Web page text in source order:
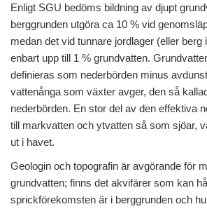
Enligt SGU bedöms bildning av djupt
berggrunden utgöra ca 10 % vid
medan det vid tunnare jordlager (eller berg
enbart upp till 1 % grundvatten.
definieras som nederbörden minus
vattenånga som växter avger, den så
nederbörden. En stor del av den effektiva
till markvatten och ytvatten så som sjöar,
ut i havet.
Geologin och topografin är avgörande för
grundvatten; finns det akvifärer som kan
sprickförekomsten är i berggrunden och